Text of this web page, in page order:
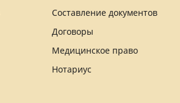
Составление документов
Договоры
Медицинское право
Нотариус